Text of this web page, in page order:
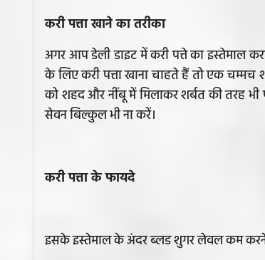
करी पत्ता खाने का तरीका
अगर आप डेली डाइट में करी पत्ते का
के लिए करी पत्ता खाना चाहते हैं तो एक
को शहद और नींबू में मिलाकर शर्बत की तरह
सेवन बिल्कुल भी ना करें।
करी पत्ता के फायदे
इसके इस्तेमाल के अंदर ब्लड शुगर लेवल कम करने